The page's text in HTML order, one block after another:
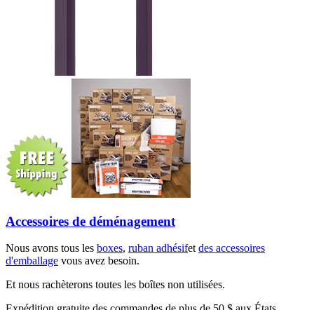
Accessoires de déménagement
Nous avons tous les boxes, ruban adhésifetdes accessoires
d'emballage vous avez besoin.
Et nous rachèterons toutes les boîtes non utilisées.